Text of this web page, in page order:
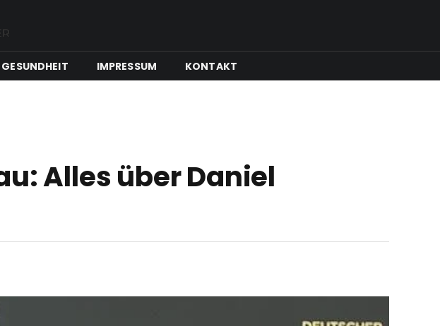
GESUNDHEIT IMPRESSUM KONTAKT
Alles über Daniel